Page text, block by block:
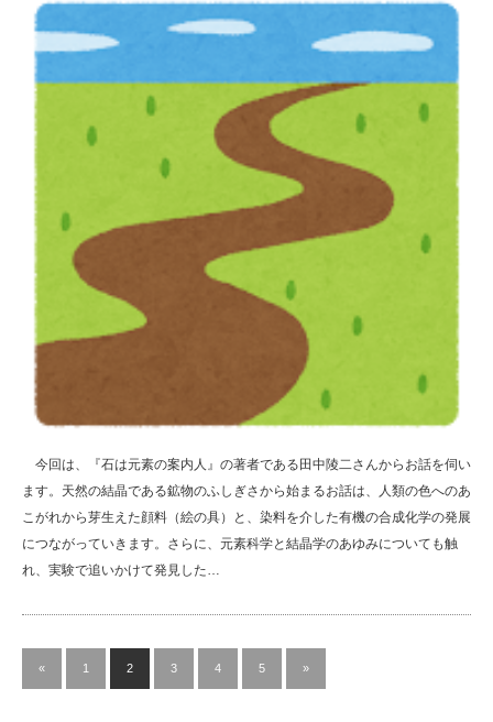
今回は、『石は元素の案内人』の著者である田中陵二さんからお話を伺い
ます。天然の結晶である鉱物のふしぎさから始まるお話は、人類の色へのあ
こがれから芽生えた顔料（絵の具）と、染料を介した有機の合成化学の発展
につながっていきます。さらに、元素科学と結晶学のあゆみについても触
れ、実験で追いかけて発見した…
« 1 2 3 4 5 »